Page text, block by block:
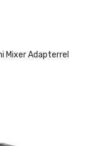
Mixer Adapterrel